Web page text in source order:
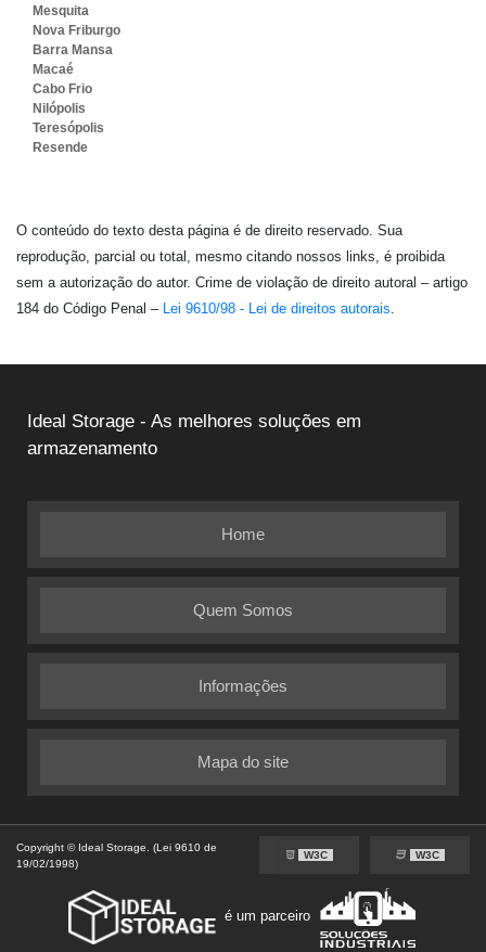
Mesquita
Nova Friburgo
Barra Mansa
Macaé
Cabo Frio
Nilópolis
Teresópolis
Resende
O conteúdo do texto desta página é de direito reservado. Sua
reprodução, parcial ou total, mesmo citando nossos links, é proibida
sem a autorização do autor. Crime de violação de direito autoral – artigo
184 do Código Penal – Lei 9610/98 - Lei de direitos autorais.
Ideal Storage - As melhores soluções em
armazenamento
Home
Quem Somos
Informações
Mapa do site
Copyright © Ideal Storage. (Lei 9610 de
19/02/1998)
W3C W3C
é um parceiro